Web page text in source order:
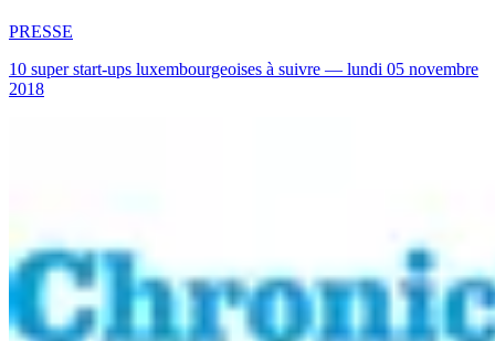
PRESSE
10 super start-ups luxembourgeoises à suivre — lundi 05 novembre
2018